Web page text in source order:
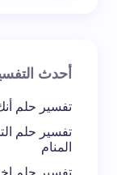
أحدث
تفسير حلم
تفسير حلم
المنام
تفسير حلم